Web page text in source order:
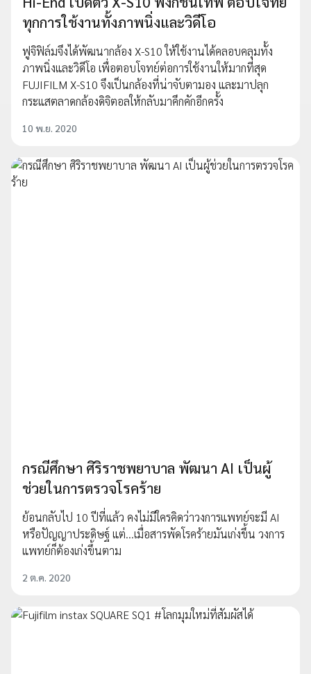
ทุกการใช้งานทั้งภาพนิ่งและวิดีโอ
ฟูจิฟิล์มจึงได้พัฒนากล้อง X-S10 ให้ใช้งานได้คลอบคลุมทั้ง
ภาพนิ่งและวิดีโอ เพื่อตอบโจทย์ต่อการใช้งานให้มากที่สุด
FUJIFILM X-S10 จึงเป็นกล้องที่น่าจับตามอง และมาปลุก
กระแสตลาดกล้องดิจิตอลให้กลับมาคึกคักอีกครั้ง
10 พ.ย. 2020
กรณีศึกษา ศิริราชพยาบาล พัฒนา AI เป็นผู้
ช่วยในการตรวจโรคร้าย
ย้อนกลับไป 10 ปีที่แล้ว คงไม่มีใครคิดว่าวงการแพทย์จะมี AI
หรือปัญญาประดิษฐ์ แต่...เมื่อสารพัดโรคร้ายมันเก่งขึ้น วงการ
แพทย์ก็ต้องเก่งขึ้นตาม
2 ต.ค. 2020